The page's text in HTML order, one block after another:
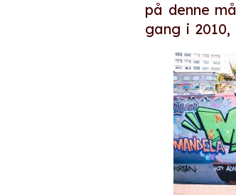
på denne
gang i